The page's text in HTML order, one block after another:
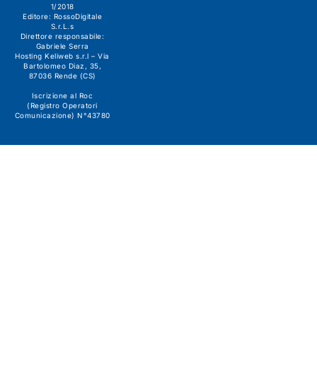
1/2018
Editore: RossoDigitale
S.r.L.s
Direttore responsabile:
Gabriele Serra
Hosting Keliweb s.r.l – Via
Bartolomeo Diaz, 35,
87036 Rende (CS)
Iscrizione al Roc
(Registro Operatori
Comunicazione) N°43780